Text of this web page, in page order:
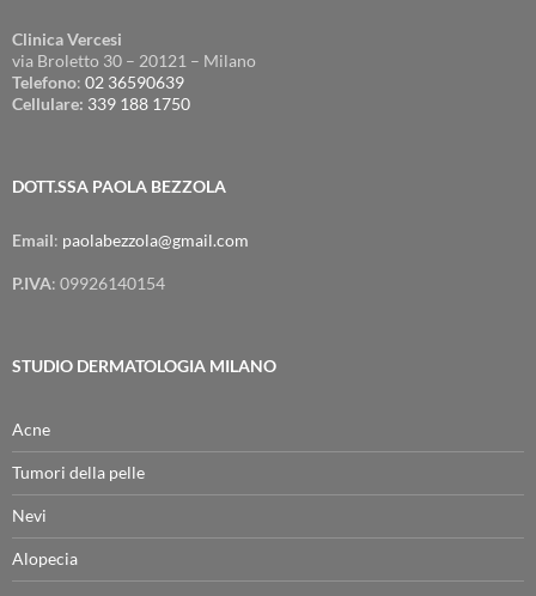
Clinica Vercesi
via Broletto 30 – 20121 – Milano
Telefono: 02 36590639
Cellulare: 339 188 1750
DOTT.SSA PAOLA BEZZOLA
Email: paolabezzola@gmail.com
P.IVA: 09926140154
STUDIO DERMATOLOGIA MILANO
Acne
Tumori della pelle
Nevi
Alopecia